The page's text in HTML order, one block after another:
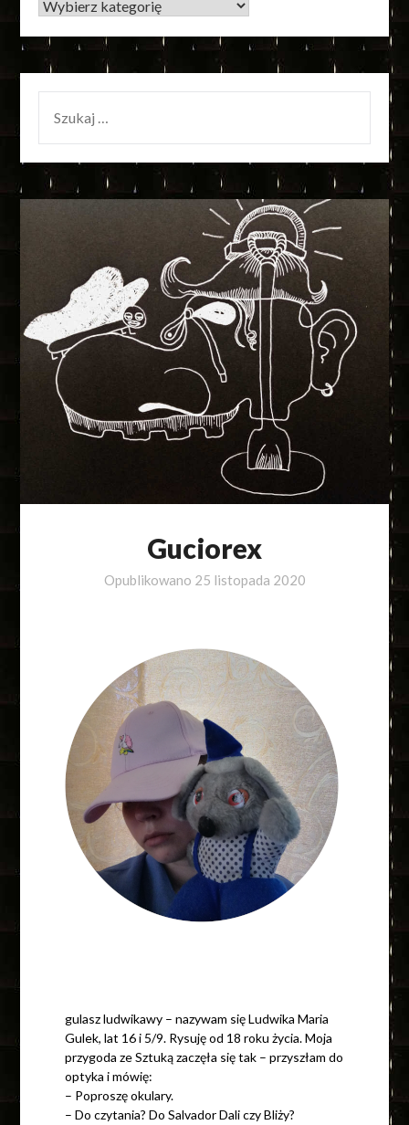
KATEGORIE
Guciorex
Opublikowano 25 listopada 2020
gulasz ludwikawy – nazywam się Ludwika Maria
Gulek, lat 16 i 5/9. Rysuję od 18 roku życia. Moja
przygoda ze Sztuką zaczęła się tak – przyszłam do
optyka i mówię:
– Poproszę okulary.
– Do czytania? Do Salvador Dali czy Bliży?